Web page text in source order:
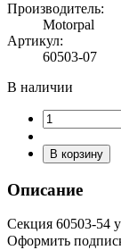
Производитель:
Motorpal
Артикул:
60503-07
В наличии
В корзину
Описание
Секция 60503-54
Оформить